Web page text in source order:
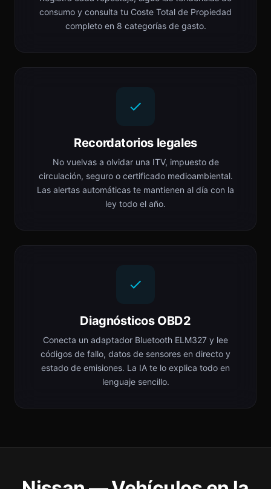
consumo y consulta tu Coste Total de Propiedad
completo en 8 categorías de gasto.
Recordatorios legales
No vuelvas a olvidar una ITV, impuesto de
circulación, seguro o certificado medioambiental.
Las alertas automáticas te mantienen al día con la
ley todo el año.
Diagnósticos OBD2
Conecta un adaptador Bluetooth ELM327 y lee
códigos de fallo, datos de sensores en directo y
estado de emisiones. La IA te lo explica todo en
lenguaje sencillo.